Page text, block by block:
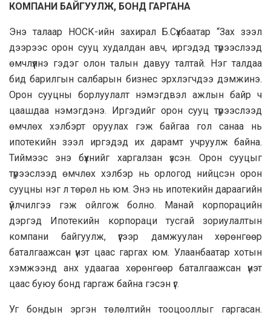
КОМПАНИ БАЙГУУЛЖ, БОНД ГАРГАНА
Энэ талаар НОСК-ийн захирал Б.Сүхбаатар “Зах зээл
дээрээс орон сууц худалдан авч, иргэдэд түрээслээд
өмчлүүлнэ гэдэг олон талын давуу талтай. Нэг талдаа
бид барилгын салбарын бизнес эрхлэгчдээ дэмжинэ.
Орон сууцны борлуулалт нэмэгдвэл ажлын байр ч
цаашдаа нэмэгдэнэ. Иргэдийг орон сууц түрээслээд
өмчлөх хэлбэрт оруулах гэж байгаа гол санаа нь
ипотекийн зээл иргэдэд их дарамт учруулж байна.
Тиймээс энэ бүхнийг харгалзан үзсэн. Орон сууцыг
түрээслээд өмчлөх хэлбэр нь орлогод нийцсэн орон
сууцны нэг л төрөл нь юм. Энэ нь ипотекийн дараагийн
үйлчилгээ гэж ойлгож болно. Манай корпорацийн
дэргэд Ипотекийн корпораци тусгай зориулалтын
компани байгуулж, үүгээр дамжуулан хөрөнгөөр
баталгаажсан үнэт цаас гаргах юм. Улаанбаатар хотын
хэмжээнд анх удаагаа хөрөнгөөр баталгаажсан үнэт
цаас буюу бонд гаргаж байна гэсэн үг.
Уг бондын эргэн төлөлтийн тооцооллыг гаргасан.